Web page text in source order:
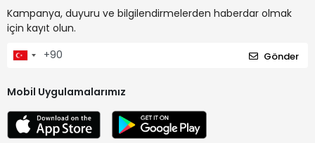
Kampanya, duyuru ve bilgilendirmelerden haberdar olmak
için kayıt olun.
Gönder
Mobil Uygulamalarımız